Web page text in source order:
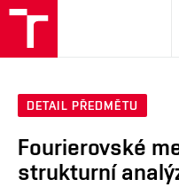
DETAIL PŘEDMĚTU
Fourierovské
strukturní